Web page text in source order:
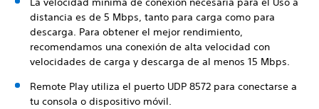
distancia es de 5 Mbps, tanto para carga como para
descarga. Para obtener el mejor rendimiento,
recomendamos una conexión de alta velocidad con
velocidades de carga y descarga de al menos 15 Mbps.
Remote Play utiliza el puerto UDP 8572 para conectarse a
tu consola o dispositivo móvil.